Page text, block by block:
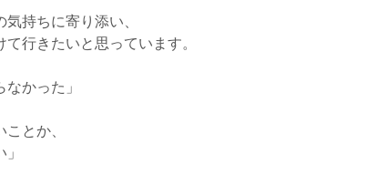
持ちに寄り添い、
行きたいと思っています。
かった」
とか、